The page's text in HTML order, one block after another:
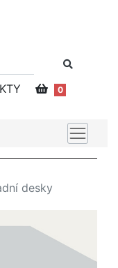
0
desky